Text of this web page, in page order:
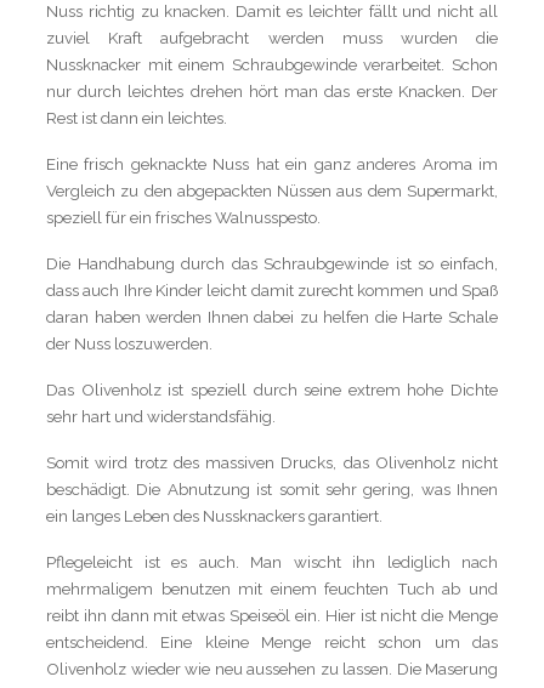
Nuss richtig zu knacken. Damit es leichter fällt und nicht all
zuviel Kraft aufgebracht werden muss wurden die
Nussknacker mit einem Schraubgewinde verarbeitet. Schon
nur durch leichtes drehen hört man das erste Knacken. Der
Rest ist dann ein leichtes.
Eine frisch geknackte Nuss hat ein ganz anderes Aroma im
Vergleich zu den abgepackten Nüssen aus dem Supermarkt,
speziell für ein frisches Walnusspesto.
Die Handhabung durch das Schraubgewinde ist so einfach,
dass auch Ihre Kinder leicht damit zurecht kommen und Spaß
daran haben werden Ihnen dabei zu helfen die Harte Schale
der Nuss loszuwerden.
Das Olivenholz ist speziell durch seine extrem hohe Dichte
sehr hart und widerstandsfähig.
Somit wird trotz des massiven Drucks, das Olivenholz nicht
beschädigt. Die Abnutzung ist somit sehr gering, was Ihnen
ein langes Leben des Nussknackers garantiert.
Pflegeleicht ist es auch. Man wischt ihn lediglich nach
mehrmaligem benutzen mit einem feuchten Tuch ab und
reibt ihn dann mit etwas Speiseöl ein. Hier ist nicht die Menge
entscheidend. Eine kleine Menge reicht schon um das
Olivenholz wieder wie neu aussehen zu lassen. Die Maserung